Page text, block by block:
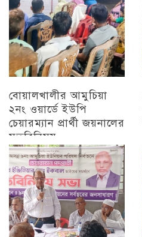
বোয়ালখালীর আমুচিয়া
২নং ওয়ার্ডে ইউপি
চেয়ারম্যান প্রার্থী জয়নালের
মতবিনিময়
চট্টগ্রাম